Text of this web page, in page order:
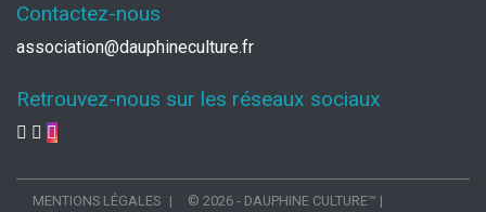
Contactez-nous
association@dauphineculture.fr
Retrouvez-nous sur les réseaux sociaux
MENTIONS LÉGALES
© 2026 - DAUPHINE CULTURE™ |